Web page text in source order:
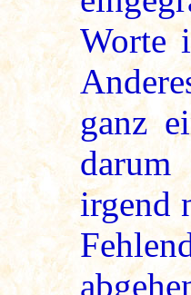
Worte
ganz
irgend